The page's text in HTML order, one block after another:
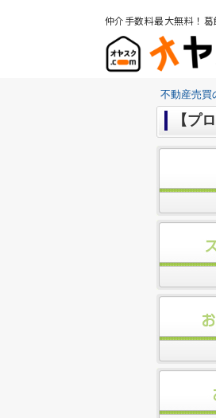
仲介手数料最大無料！
不動産売買
【プ